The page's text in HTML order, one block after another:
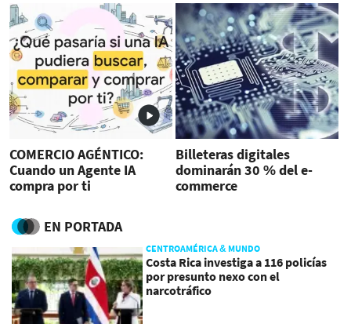
COMERCIO AGÉNTICO:
Cuando un Agente IA
compra por ti
Billeteras digitales
dominarán 30 % del e-
commerce
EN PORTADA
CENTROAMÉRICA & MUNDO
Costa Rica investiga a 116 policías
por presunto nexo con el
narcotráfico